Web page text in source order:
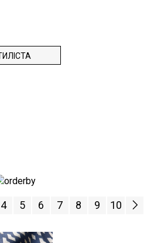
4 5 6 7 8 9 10